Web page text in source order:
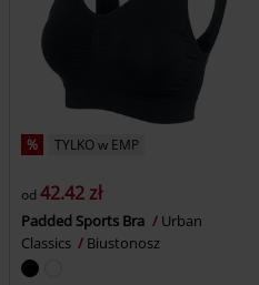
% TYLKO w EMP
od 42.42 zł
Padded Sports Bra
Urban
Classics
Biustonosz